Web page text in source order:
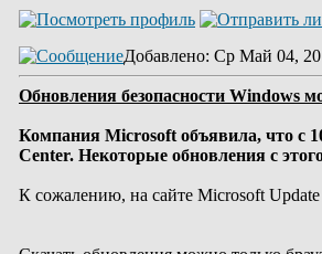
Добавлено: Ср Май 04,
Обновления безопасности Windows
Компания Microsoft объявила, что с
Center. Некоторые обновления с
К сожалению, на сайте Microsoft